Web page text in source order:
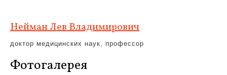
Нейман Лев Владимирович
доктор медицинских наук, профессор
Фотогалерея